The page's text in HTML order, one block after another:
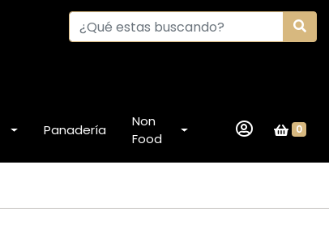
Panadería
Non
Food
0